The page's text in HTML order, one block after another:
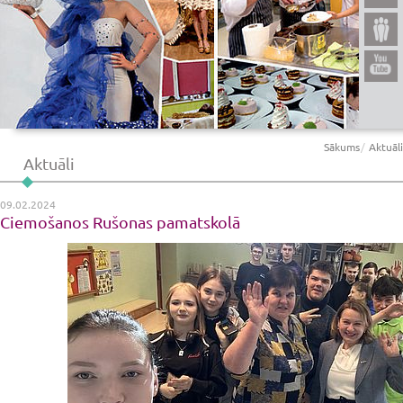
Sākums Aktuāli
Aktuāli
09.02.2024
Ciemošanos Rušonas pamatskolā